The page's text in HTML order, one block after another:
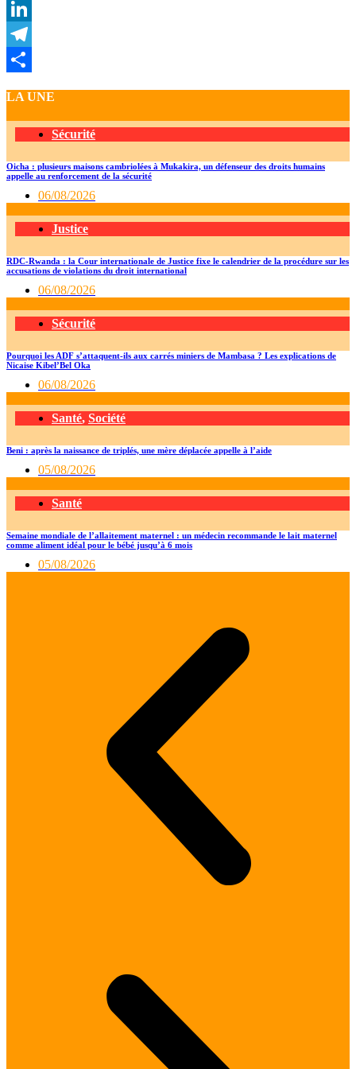
WhatsApp
LinkedIn
Telegram
LA UNE
Sécurité
Oicha : plusieurs maisons cambriolées à Mukakira, un défenseur des droits humains
appelle au renforcement de la sécurité
06/08/2026
Justice
RDC-Rwanda : la Cour internationale de Justice fixe le calendrier de la procédure sur les
accusations de violations du droit international
06/08/2026
Sécurité
Pourquoi les ADF s’attaquent-ils aux carrés miniers de Mambasa ? Les explications de
Nicaise Kibel’Bel Oka
06/08/2026
Santé, Société
Beni : après la naissance de triplés, une mère déplacée appelle à l’aide
05/08/2026
Santé
Semaine mondiale de l’allaitement maternel : un médecin recommande le lait maternel
comme aliment idéal pour le bébé jusqu’à 6 mois
05/08/2026